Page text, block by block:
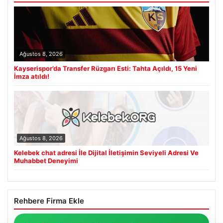
Ağustos 8, 2026
Kayserispor’da Transfer Rüzgarı Esti: Tahta Açıldı, 15 Yeni
İmza atıldı!
Ağustos 8, 2026
Kelebek chat adresi İle Dijital İletişimin Seviyeli Adresi Ve
Muhabbet Deneyimi
Rehbere Firma Ekle